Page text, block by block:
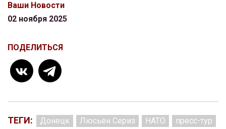
Ваши Новости
02 ноября 2025
ПОДЕЛИТЬСЯ
ТЕГИ: Донецк Люсьен Сериз НАТО
пресс-тур